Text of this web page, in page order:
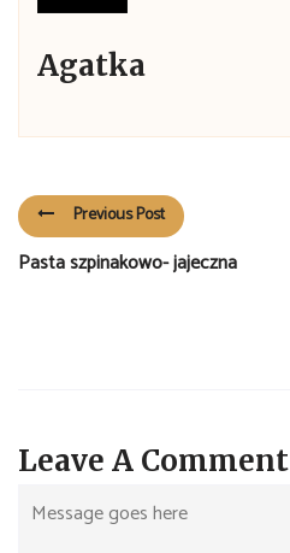
Agatka
Previous Post
Pasta szpinakowo- jajeczna
Leave A Comment